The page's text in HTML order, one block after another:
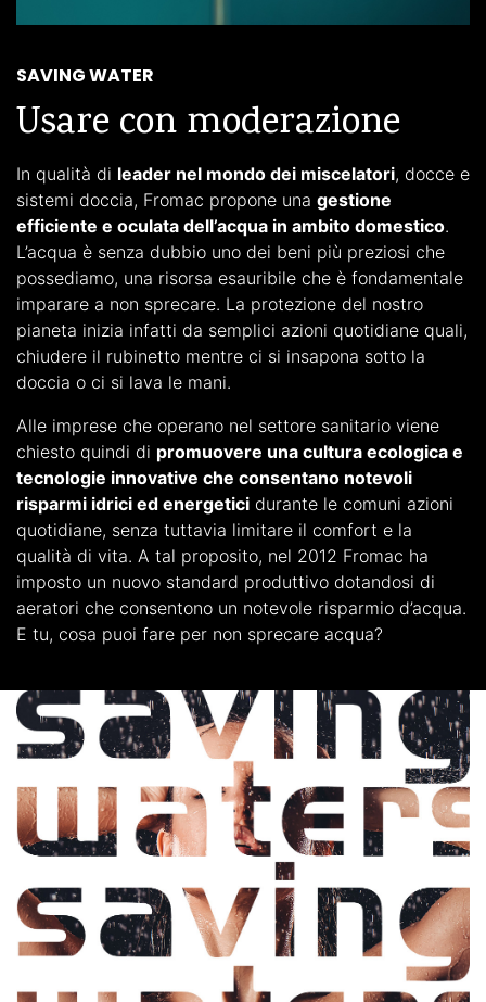
SAVING WATER
Usare con moderazione
In qualità di leader nel mondo dei miscelatori, docce e
sistemi doccia, Fromac propone una gestione
efficiente e oculata dell’acqua in ambito domestico.
L’acqua è senza dubbio uno dei beni più preziosi che
possediamo, una risorsa esauribile che è fondamentale
imparare a non sprecare. La protezione del nostro
pianeta inizia infatti da semplici azioni quotidiane quali,
chiudere il rubinetto mentre ci si insapona sotto la
doccia o ci si lava le mani.
Alle imprese che operano nel settore sanitario viene
chiesto quindi di promuovere una cultura ecologica e
tecnologie innovative che consentano notevoli
risparmi idrici ed energetici durante le comuni azioni
quotidiane, senza tuttavia limitare il comfort e la
qualità di vita. A tal proposito, nel 2012 Fromac ha
imposto un nuovo standard produttivo dotandosi di
aeratori che consentono un notevole risparmio d’acqua.
E tu, cosa puoi fare per non sprecare acqua?